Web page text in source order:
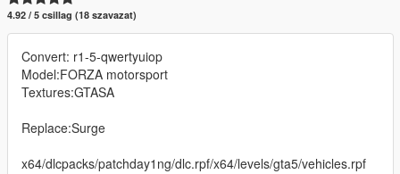
4.92 / 5 csillag (18 szavazat)
Convert: r1-5-qwertyuiop
Model:FORZA motorsport
Textures:GTASA
Replace:Surge
x64/dlcpacks/patchday1ng/dlc.rpf/x64/levels/gta5/vehicles.rpf